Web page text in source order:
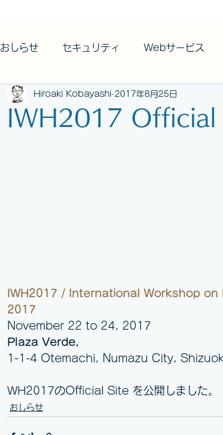
おしらせ セキュリティ Webサービス
IWH2017 Official
Hiroaki Kobayashi 2017年8月25日
IWH2017 / International Workshop
2017
November 22 to 24, 2017
Plaza Verde,
1-1-4 Otemachi, Numazu City,
WH2017のOfficial Site を公開しました。
おしらせ